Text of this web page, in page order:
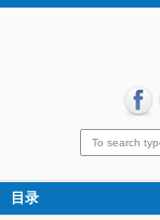
目录